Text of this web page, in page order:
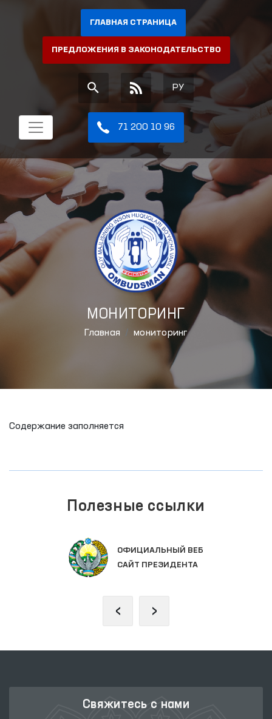
ГЛАВНАЯ СТРАНИЦА
ПРЕДЛОЖЕНИЯ В ЗАКОНОДАТЕЛЬСТВО
РУ
71 200 10 96
МОНИТОРИНГ
Главная мониторинг
Содержание заполняется
Полезные ссылки
ОФИЦИАЛЬНЫЙ ВЕБ
САЙТ ПРЕЗИДЕНТА
‹ ›
Свяжитесь с нами